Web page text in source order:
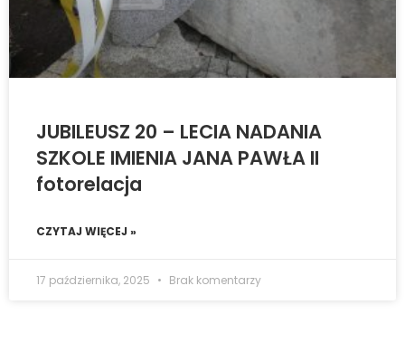
JUBILEUSZ 20 – LECIA NADANIA
SZKOLE IMIENIA JANA PAWŁA II
fotorelacja
CZYTAJ WIĘCEJ »
17 października, 2025 Brak komentarzy